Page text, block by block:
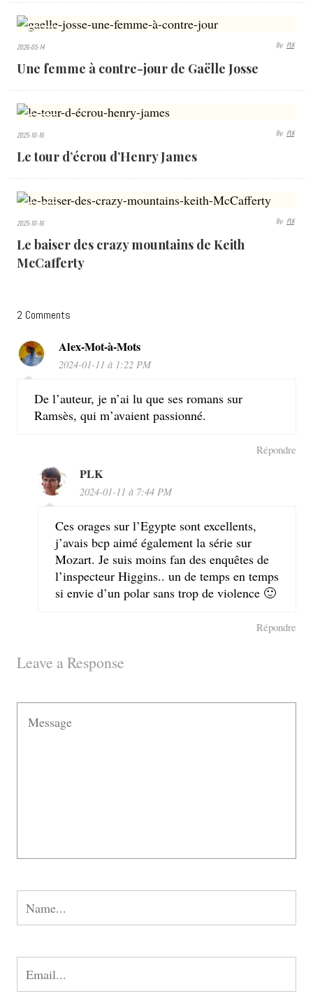
479
VIEWS
2026-05-14 By: PLK
Une femme à contre-jour de Gaëlle Josse
VIEWS
2025-10-16 By: PLK
Le tour d’écrou d’Henry James
VIEWS
2025-10-16 By: PLK
Le baiser des crazy mountains de Keith
McCafferty
2 Comments
Alex-Mot-à-Mots
2024-01-11 à 1:22 PM
De l’auteur, je n’ai lu que ses romans sur
Ramsès, qui m’avaient passionné.
Répondre
PLK
2024-01-11 à 7:44 PM
Ces orages sur l’Egypte sont excellents,
j’avais bcp aimé également la série sur
Mozart. Je suis moins fan des enquêtes de
l’inspecteur Higgins.. un de temps en temps
si envie d’un polar sans trop de violence 🙂
Répondre
Leave a Response